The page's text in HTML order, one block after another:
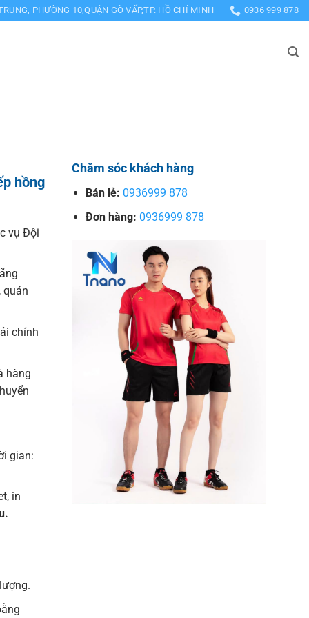
PHƯỜNG 10,QUẬN GÒ VẤP,TP. HỒ CHÍ MINH 0936 999 878
hồng
vụ Đội
quán
chính
hàng
gian:
in
Chăm sóc khách hàng
Bán lẻ: 0936999 878
Đơn hàng: 0936999 878